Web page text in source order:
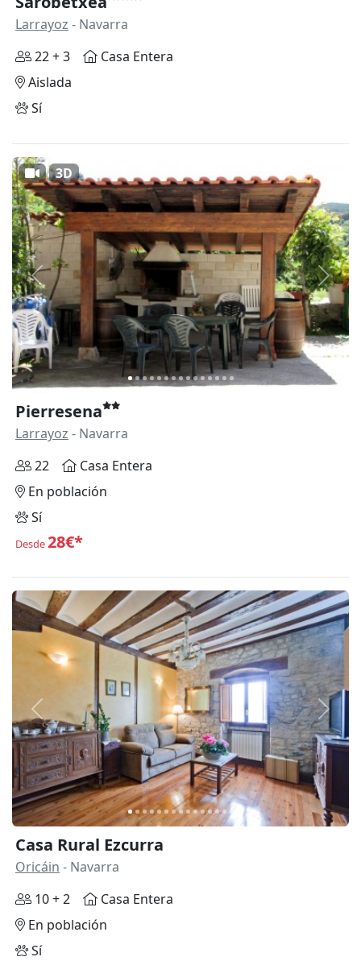
Larrayoz - Navarra
22 + 3
Casa Entera
Aislada
Sí
Anterior
3D
Pierresena
Larrayoz - Navarra
22
Casa Entera
En población
Sí
Desde28€*
Anterior
Casa Rural Ezcurra
Oricáin - Navarra
10 + 2
Casa Entera
En población
Sí